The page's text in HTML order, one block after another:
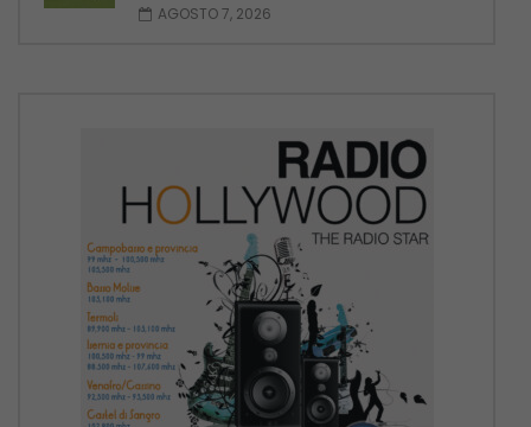
AGOSTO 7, 2026